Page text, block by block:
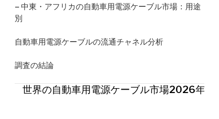
– 中東・アフリカの自動車用電源ケーブル市場：用途
別
自動車用電源ケーブルの流通チャネル分析
調査の結論
世界の自動車用電源ケーブル市場2026年